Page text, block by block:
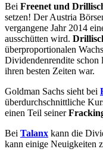
Bei Freenet und
setzen! Der Austria
vergangene Jahr 2014
ausschütten wird.
überproportionalen
Dividendenrendite schon
ihren besten Zeiten war.
Goldman Sachs sieht bei
überdurchschnittliche
einen Teil seiner
Bei Talanx kann die
kann einige Neuigkeiten